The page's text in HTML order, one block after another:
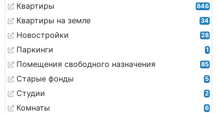
Квартиры 846
Квартиры на земле 34
Новостройки 28
Паркинги 1
Помещения свободного назначения 85
Старые фонды 5
Студии 2
Комнаты 6